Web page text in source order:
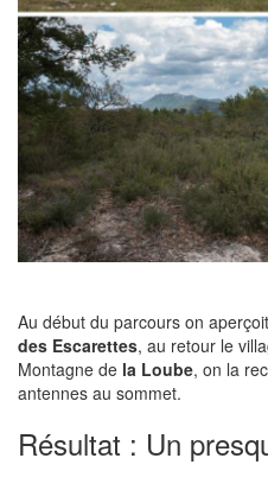
Au début du parcours on aperçoit
des Escarettes, au retour le
Montagne de la Loube, on la
antennes au sommet.
Résultat : Un